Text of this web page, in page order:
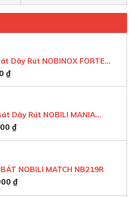
Hợp Liền Mạch – Chậu Rửa
NT699PK
: Thiết kế góc lượn bo tròn
dàng hơn, giữ cho chậu luôn
xước.
Lòng chậu được thiết kế sâu,
chứa và hạn chế tình trạng
Dây Rút NOBINOX FORTE
₫
Dây Rút NOBILI MANIA
₫
NOBILI MATCH NB219R
₫